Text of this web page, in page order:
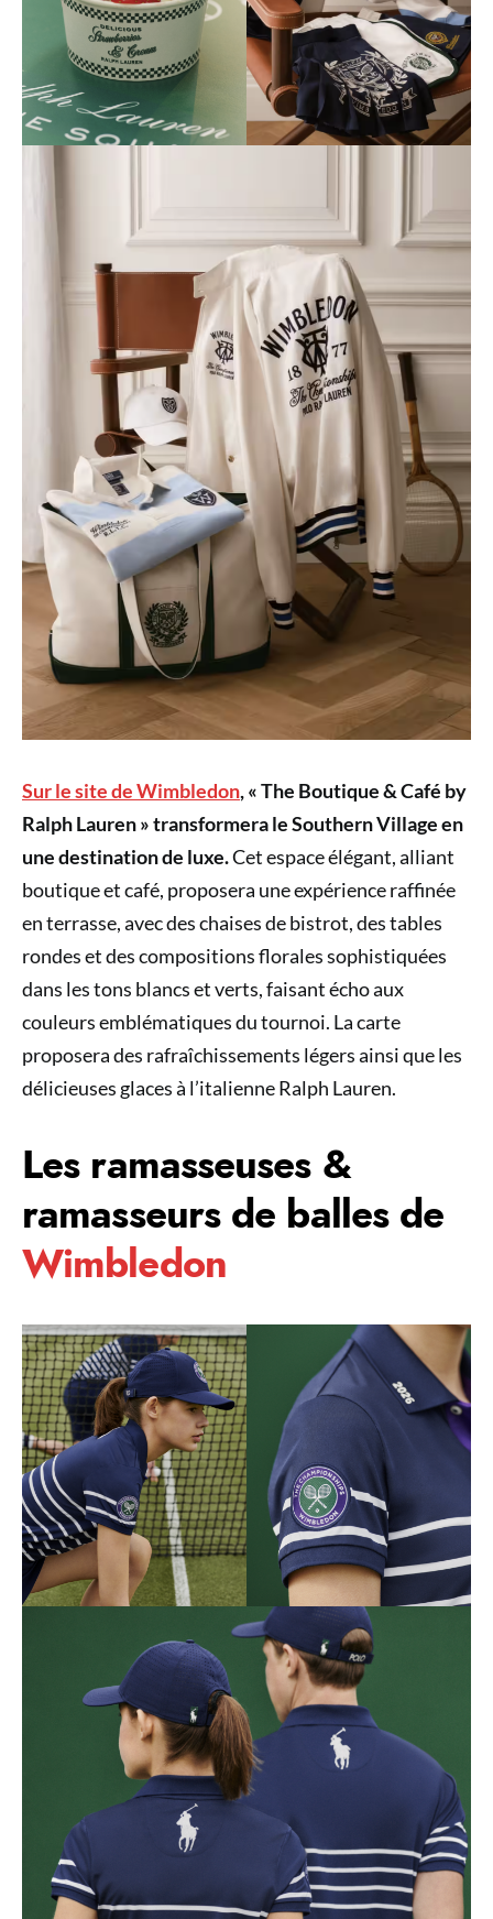
Sur le site de Wimbledon, « The Boutique & Café by
Ralph Lauren » transformera le Southern Village en
une destination de luxe.Cet espace élégant, alliant
boutique et café, proposera une expérience raffinée
en terrasse, avec des chaises de bistrot, des tables
rondes et des compositions florales sophistiquées
dans les tons blancs et verts, faisant écho aux
couleurs emblématiques du tournoi. La carte
proposera des rafraîchissements légers ainsi que les
délicieuses glaces à l’italienne Ralph Lauren.
Les ramasseuses &
ramasseurs de balles de
Wimbledon